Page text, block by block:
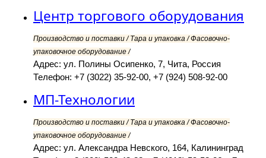
Центр торгового оборудования
Производство и поставки / Тара и упаковка / Фасовочно-
упаковочное оборудование /
Адрес: ул. Полины Осипенко, 7, Чита, Россия
Телефон: +7 (3022) 35-92-00, +7 (924) 508-92-00
МП-Технологии
Производство и поставки / Тара и упаковка / Фасовочно-
упаковочное оборудование /
Адрес: ул. Александра Невского, 164, Калининград